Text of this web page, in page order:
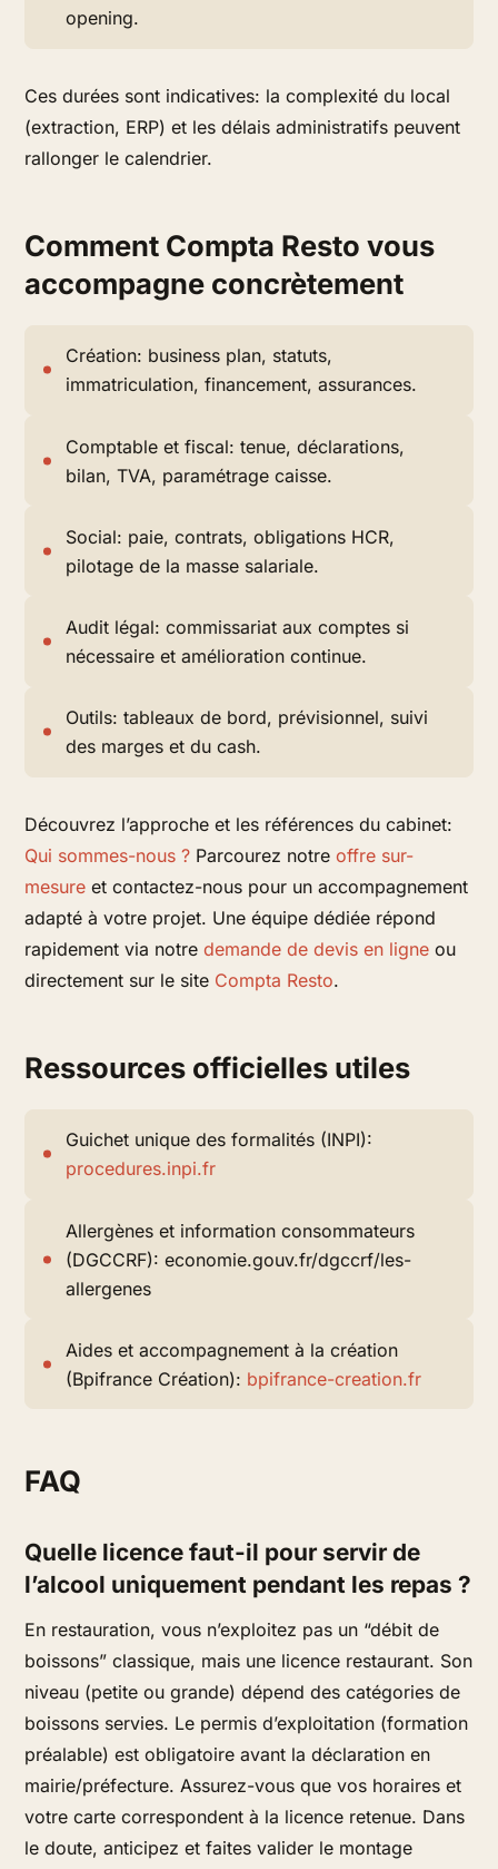
opening.
Ces durées sont indicatives: la complexité du local
(extraction, ERP) et les délais administratifs peuvent
rallonger le calendrier.
Comment Compta Resto vous
accompagne concrètement
Création: business plan, statuts,
immatriculation, financement, assurances.
Comptable et fiscal: tenue, déclarations,
bilan, TVA, paramétrage caisse.
Social: paie, contrats, obligations HCR,
pilotage de la masse salariale.
Audit légal: commissariat aux comptes si
nécessaire et amélioration continue.
Outils: tableaux de bord, prévisionnel, suivi
des marges et du cash.
Découvrez l’approche et les références du cabinet:
Qui sommes-nous ? Parcourez notreoffre sur-
mesure et contactez-nous pour un accompagnement
adapté à votre projet. Une équipe dédiée répond
rapidement via notredemande de devis en ligne ou
directement sur le site Compta Resto.
Ressources officielles utiles
Guichet unique des formalités (INPI):
procedures.inpi.fr
Allergènes et information consommateurs
(DGCCRF): economie.gouv.fr/dgccrf/les-
allergenes
Aides et accompagnement à la création
(Bpifrance Création): bpifrance-creation.fr
FAQ
Quelle licence faut-il pour servir de
l’alcool uniquement pendant les repas ?
En restauration, vous n’exploitez pas un “débit de
boissons” classique, mais une licence restaurant. Son
niveau (petite ou grande) dépend des catégories de
boissons servies. Le permis d’exploitation (formation
préalable) est obligatoire avant la déclaration en
mairie/préfecture. Assurez-vous que vos horaires et
votre carte correspondent à la licence retenue. Dans
le doute, anticipez et faites valider le montage